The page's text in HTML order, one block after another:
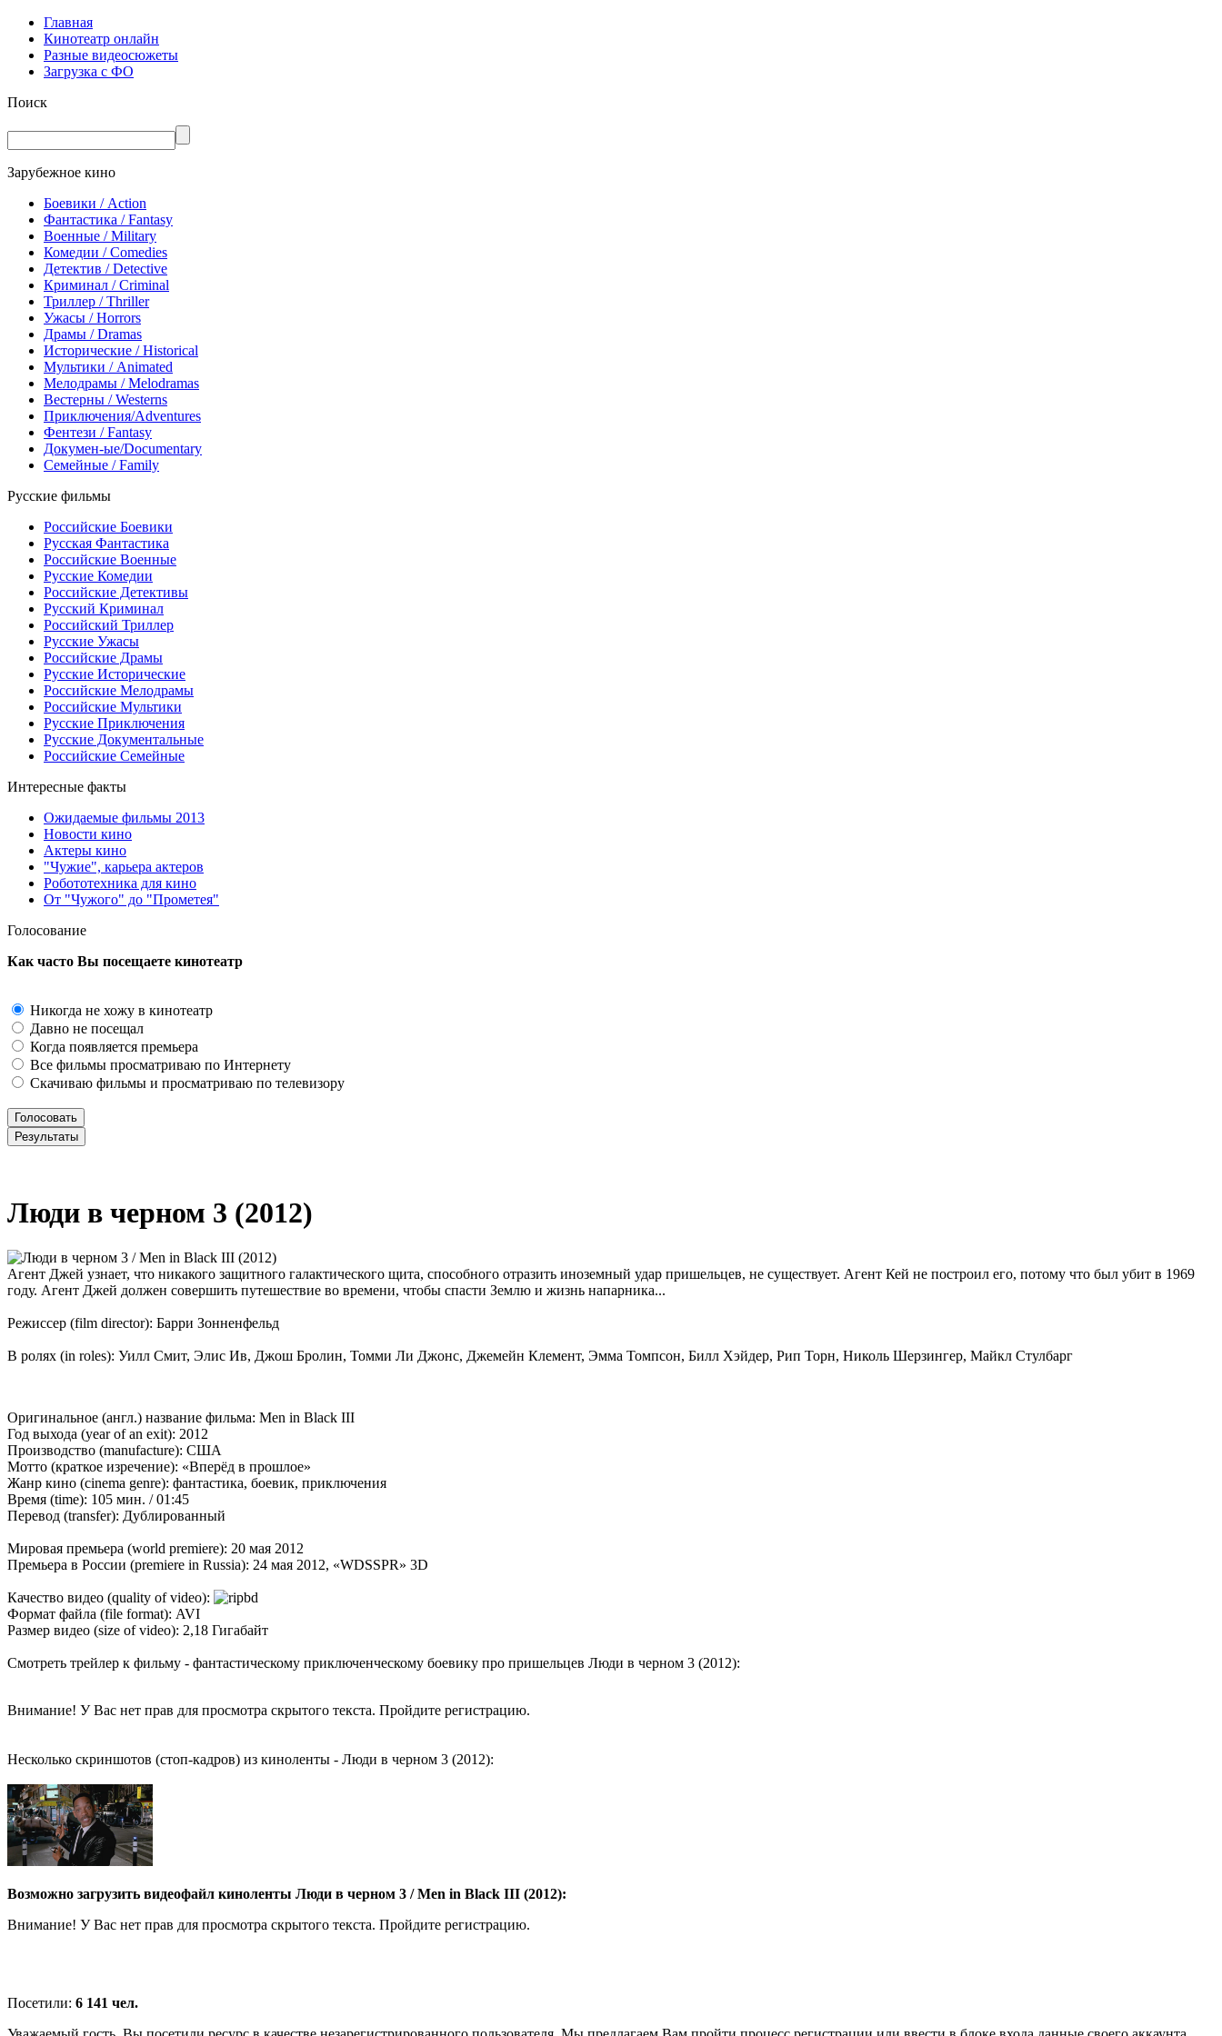
Главная
Кинотеатр онлайн
Разные видеосюжеты
Загрузка с ФО
Поиск
Зарубежное кино
Боевики / Action
Фантастика / Fantasy
Военные / Military
Комедии / Comedies
Детектив / Detective
Криминал / Criminal
Триллер / Thriller
Ужасы / Horrors
Драмы / Dramas
Исторические / Historical
Мультики / Animated
Мелодрамы / Melodramas
Вестерны / Westerns
Приключения/Adventures
Фентези / Fantasy
Докумен-ые/Documentary
Семейные / Family
Русские фильмы
Российские Боевики
Русская Фантастика
Российские Военные
Русские Комедии
Российские Детективы
Русский Криминал
Российский Триллер
Русские Ужасы
Российские Драмы
Русские Исторические
Российские Мелодрамы
Российские Мультики
Русские Приключения
Русские Документальные
Российские Семейные
Интересные факты
Ожидаемые фильмы 2013
Новости кино
Актеры кино
"Чужие", карьера актеров
Робототехника для кино
От "Чужого" до "Прометея"
Голосование
Как часто Вы посещаете кинотеатр
Никогда не хожу в кинотеатр
Давно не посещал
Когда появляется премьера
Все фильмы просматриваю по Интернету
Скачиваю фильмы и просматриваю по телевизору
Люди в черном 3 (2012)
Агент Джей узнает, что никакого защитного галактического щита, способного отразить иноземный удар пришельцев, не существует. Агент Кей не построил его, потому что был убит в 1969
году. Агент Джей должен совершить путешествие во времени, чтобы спасти Землю и жизнь напарника...
Режиссер (film director): Барри Зонненфельд
В ролях (in roles): Уилл Смит, Элис Ив, Джош Бролин, Томми Ли Джонс, Джемейн Клемент, Эмма Томпсон, Билл Хэйдер, Рип Торн, Николь Шерзингер, Майкл Стулбарг
Оригинальное (англ.) название фильма: Men in Black III
Год выхода (year of an exit): 2012
Производство (manufacture): США
Мотто (краткое изречение): «Вперёд в прошлое»
Жанр кино (cinema genre): фантастика, боевик, приключения
Время (time): 105 мин. / 01:45
Перевод (transfer): Дублированный
Мировая премьера (world premiere): 20 мая 2012
Премьера в России (premiere in Russia): 24 мая 2012, «WDSSPR» 3D
Качество видео (quality of video):
Формат файла (file format): AVI
Размер видео (size of video): 2,18 Гигабайт
Смотреть трейлер к фильму - фантастическому приключенческому боевику про пришельцев Люди в черном 3 (2012):
Внимание! У Вас нет прав для просмотра скрытого текста. Пройдите регистрацию.
Несколько скриншотов (стоп-кадров) из киноленты - Люди в черном 3 (2012):
Возможно загрузить видеофайл киноленты Люди в черном 3 / Men in Black III (2012):
Внимание! У Вас нет прав для просмотра скрытого текста. Пройдите регистрацию.
Посетили: 6 141 чел.